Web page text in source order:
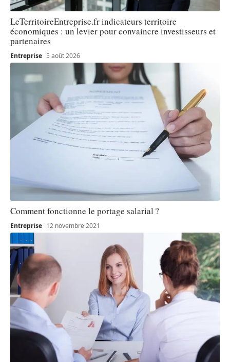
LeTerritoireEntreprise.fr indicateurs territoire
économiques : un levier pour convaincre investisseurs et
partenaires
Entreprise 5 août 2026
Comment fonctionne le portage salarial ?
Entreprise 12 novembre 2021